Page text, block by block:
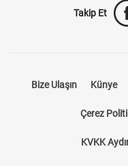
Takip Et
Bize Ulaşın Künye
Çerez
KVKK